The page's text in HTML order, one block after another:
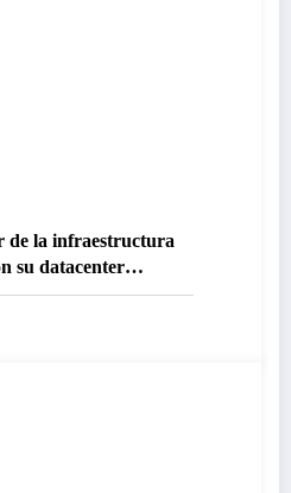
de la infraestructura
su datacenter
ICREA